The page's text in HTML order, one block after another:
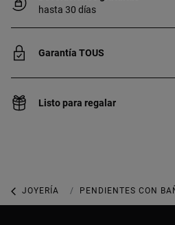
hasta 30 días
Garantía TOUS
Listo para regalar
JOYERÍA JOYAS CON GEMAS
PENDIENTES CON